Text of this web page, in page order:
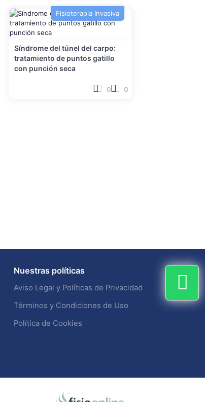
Fisioterapia Invasiva
Síndrome del túnel del carpo:
tratamiento de puntos gatillo
con punción seca
0 0
Nuestras políticas
Aviso Legal y Políticas de Privacidad
Términos y Condiciones de Uso
Política de Cookies